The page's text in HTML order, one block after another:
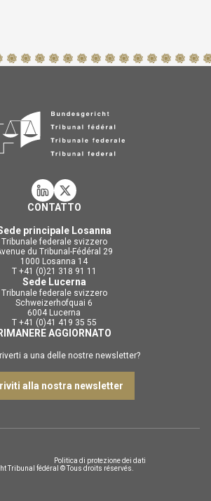
CONTATTO
principale Losanna
Tribunale federale svizzero
du Tribunal-Fédéral 29
1000 Losanna 14
T +41 (0)21 318 91 11
Sede Lucerna
Tribunale federale svizzero
Schweizerhofquai 6
6004 Lucerna
T +41 (0)41 419 35 55
RIMANERE AGGIORNATO
a una delle nostre newsletter?
alla nostra newsletter
Tribunal fédéral © Tous droits réservés.
Politica di protezione dei dati